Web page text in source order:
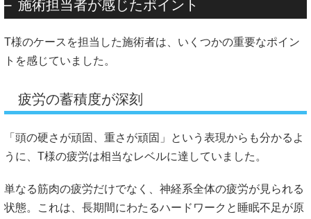
施術担当者が感じたポイント
T様のケースを担当した施術者は、いくつかの重要なポイン
トを感じていました。
疲労の蓄積度が深刻
「頭の硬さが頑固、重さが頑固」という表現からも分かるよ
うに、T様の疲労は相当なレベルに達していました。
単なる筋肉の疲労だけでなく、神経系全体の疲労が見られる
状態。これは、長期間にわたるハードワークと睡眠不足が原